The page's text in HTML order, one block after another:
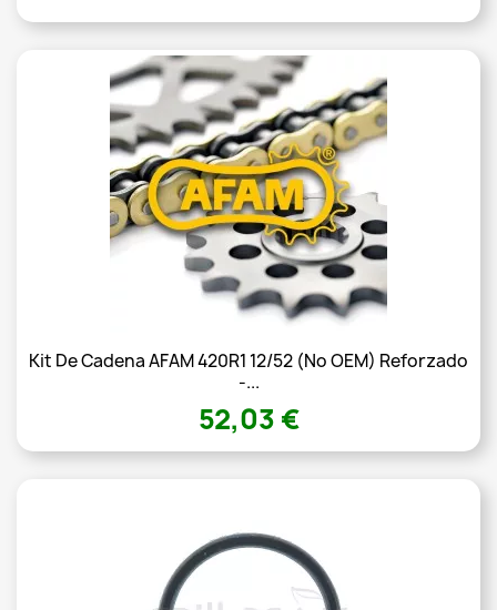
Kit De Cadena AFAM 420R1 12/52 (no OEM) Reforzado
-...
52,03 €